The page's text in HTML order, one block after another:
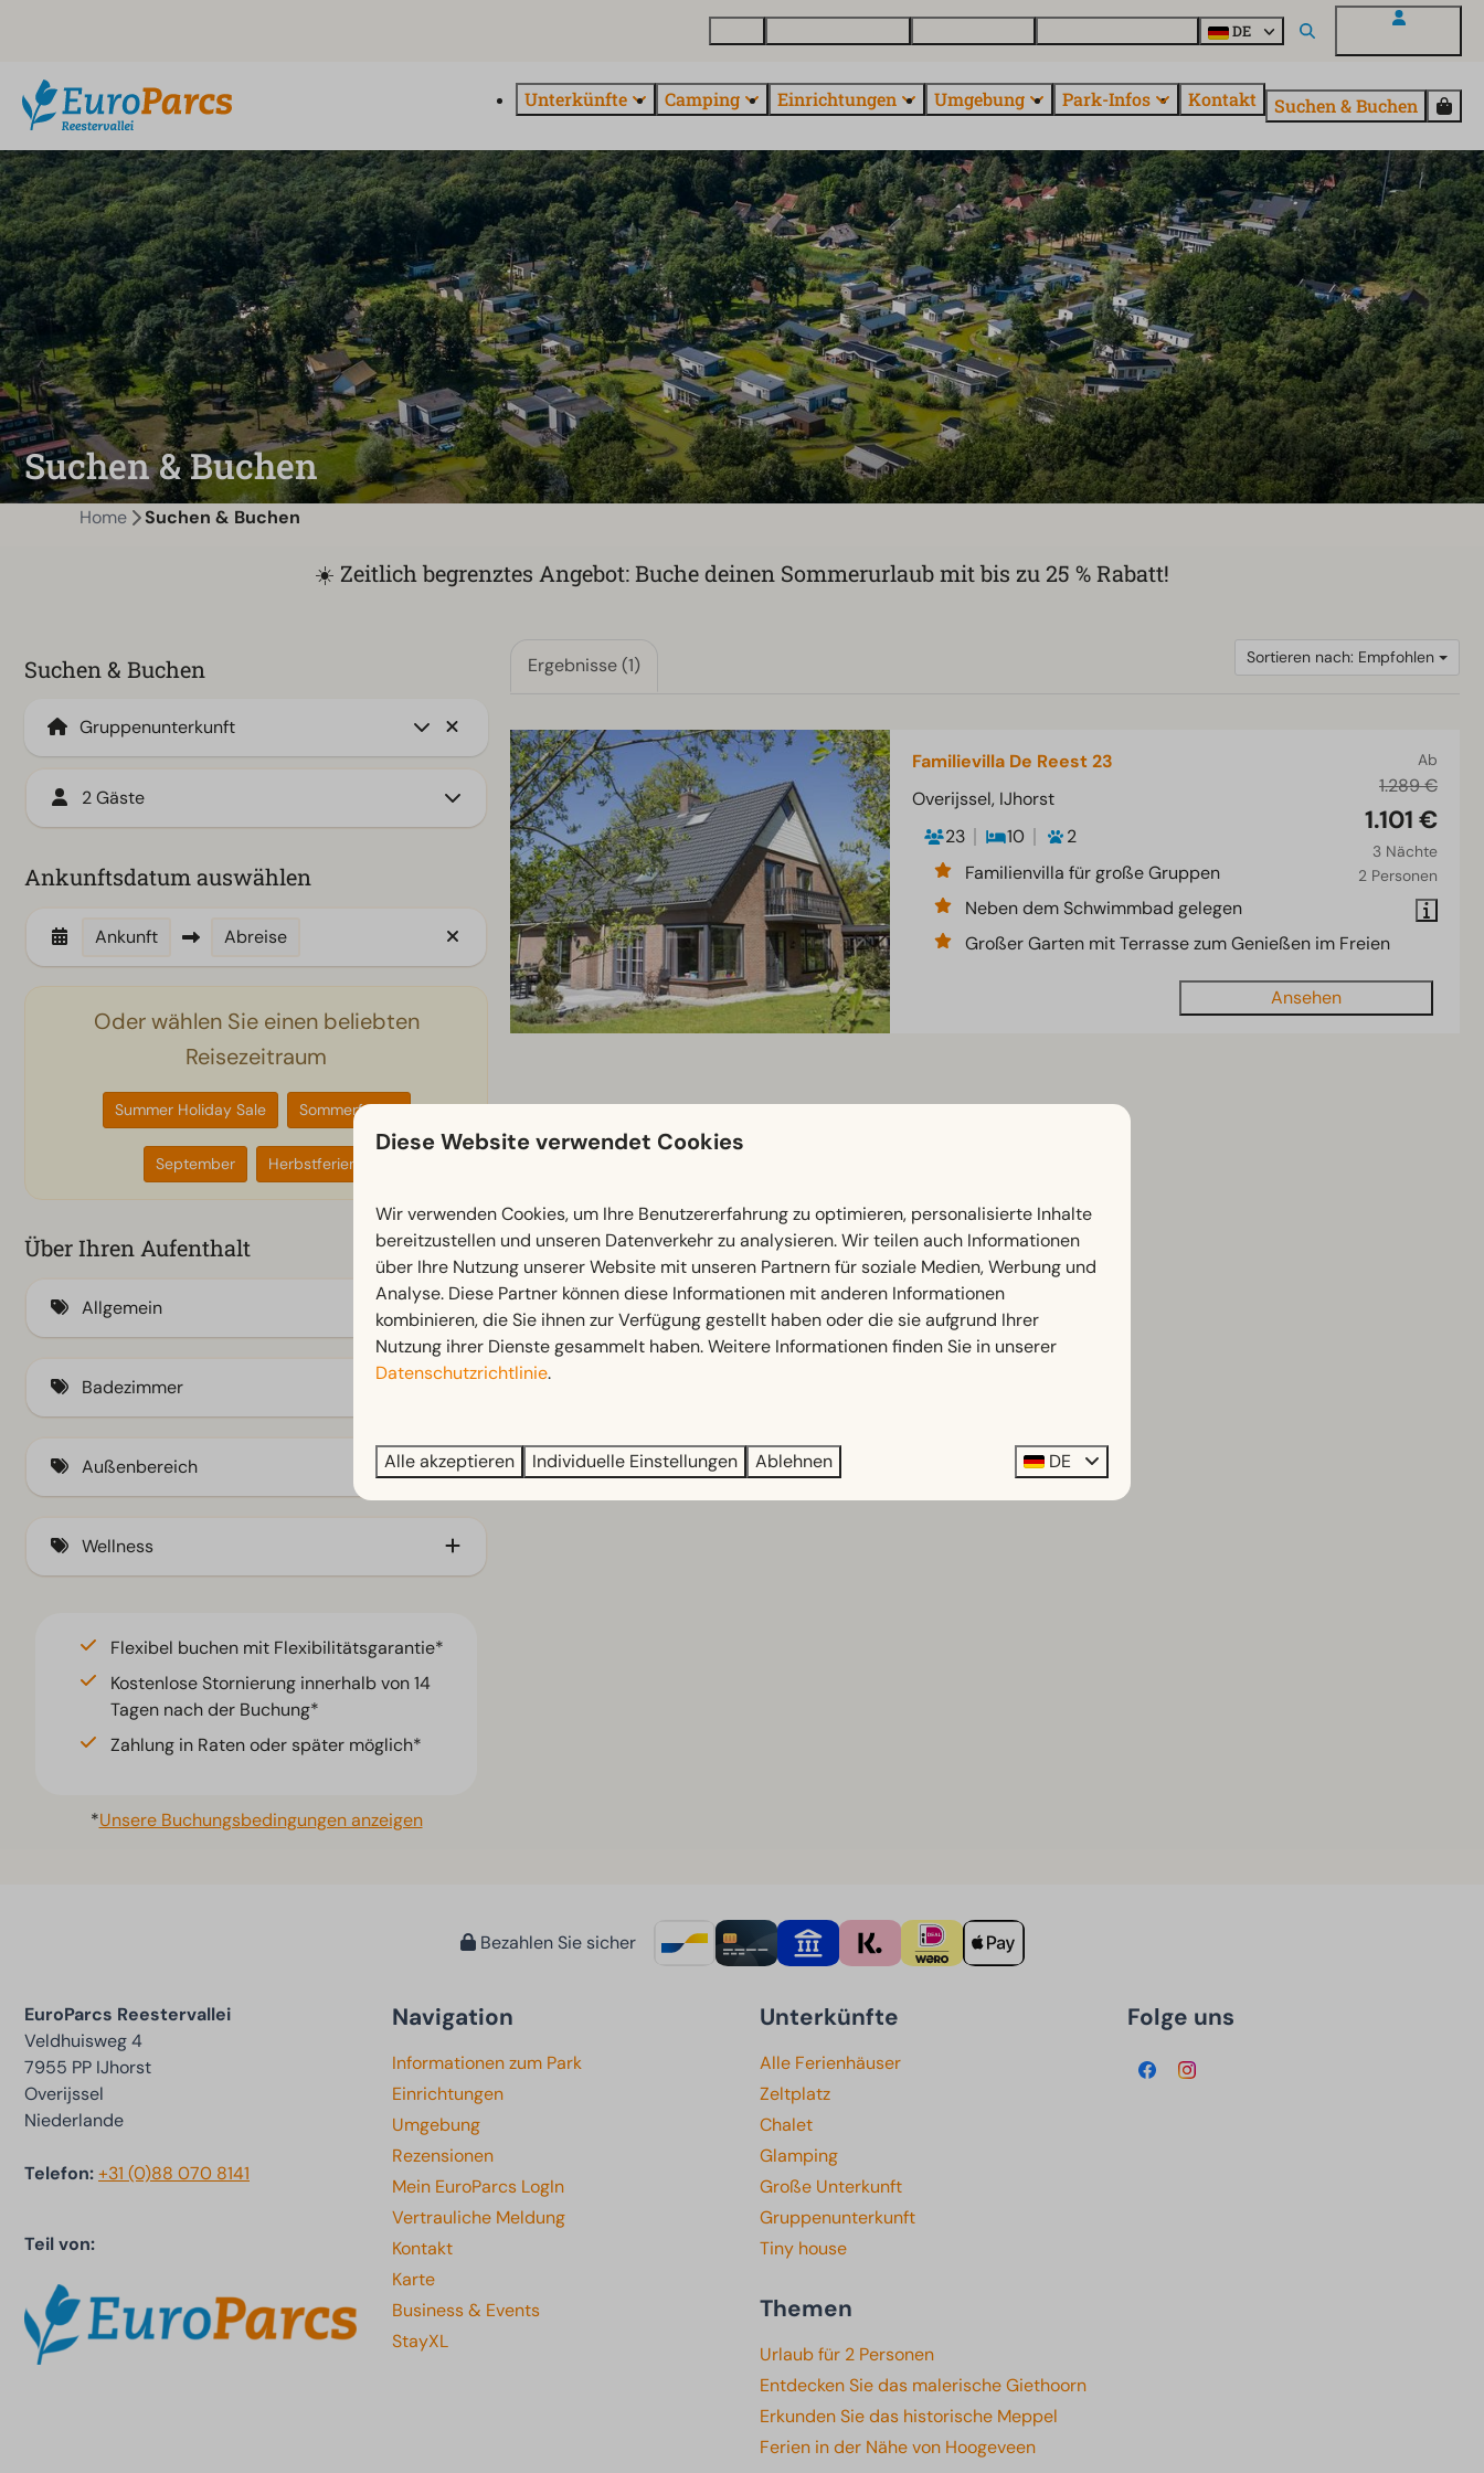
DE
Unterkünfte Camping Einrichtungen Umgebung Park-Infos Kontakt Suchen & Buchen
Suchen & Buchen
Home Suchen & Buchen
☀️ Zeitlich begrenztes Angebot: Buche deinen Sommerurlaub mit bis zu 25 % Rabatt!
Suchen & Buchen
2 Gäste
Ankunftsdatum auswählen
Ankunft Abreise
Oder wählen Sie einen beliebten
Reisezeitraum
Summer Holiday Sale Sommerferien
September Herbstferien
Über Ihren Aufenthalt
Allgemein
Badezimmer
Außenbereich
Wellness
Flexibel buchen mit Flexibilitätsgarantie*
Kostenlose Stornierung innerhalb von 14
Tagen nach der Buchung*
Zahlung in Raten oder später möglich*
*Unsere Buchungsbedingungen anzeigen
Sortieren nach: Empfohlen
Ergebnisse (1)
Ab
1.289 €
1.101 €
3 Nächte
2 Personen
Familievilla De Reest 23
Overijssel, IJhorst
23
10
2
Familienvilla für große Gruppen
Neben dem Schwimmbad gelegen
Großer Garten mit Terrasse zum Genießen im Freien
Ansehen
Bezahlen Sie sicher
EuroParcs Reestervallei
Veldhuisweg 4
7955 PP IJhorst
Overijssel
Niederlande
Telefon:+31 (0)88 070 8141
Teil von:
Navigation
Informationen zum Park
Einrichtungen
Umgebung
Rezensionen
Mein EuroParcs LogIn
Vertrauliche Meldung
Kontakt
Karte
Business & Events
StayXL
Unterkünfte
Alle Ferienhäuser
Zeltplatz
Chalet
Glamping
Große Unterkunft
Gruppenunterkunft
Tiny house
Themen
Urlaub für 2 Personen
Entdecken Sie das malerische Giethoorn
Erkunden Sie das historische Meppel
Ferien in der Nähe von Hoogeveen
Folge uns
Diese Website verwendet Cookies
Wir verwenden Cookies, um Ihre Benutzererfahrung zu optimieren, personalisierte Inhalte
bereitzustellen und unseren Datenverkehr zu analysieren. Wir teilen auch Informationen
über Ihre Nutzung unserer Website mit unseren Partnern für soziale Medien, Werbung und
Analyse. Diese Partner können diese Informationen mit anderen Informationen
kombinieren, die Sie ihnen zur Verfügung gestellt haben oder die sie aufgrund Ihrer
Nutzung ihrer Dienste gesammelt haben. Weitere Informationen finden Sie in unserer
Datenschutzrichtlinie.
Alle akzeptieren Individuelle Einstellungen Ablehnen DE